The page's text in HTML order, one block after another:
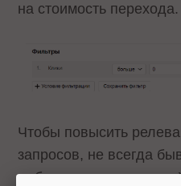
на стоимость перехода.
Чтобы повысить
запросов, не всегда
добавить минус-слова.